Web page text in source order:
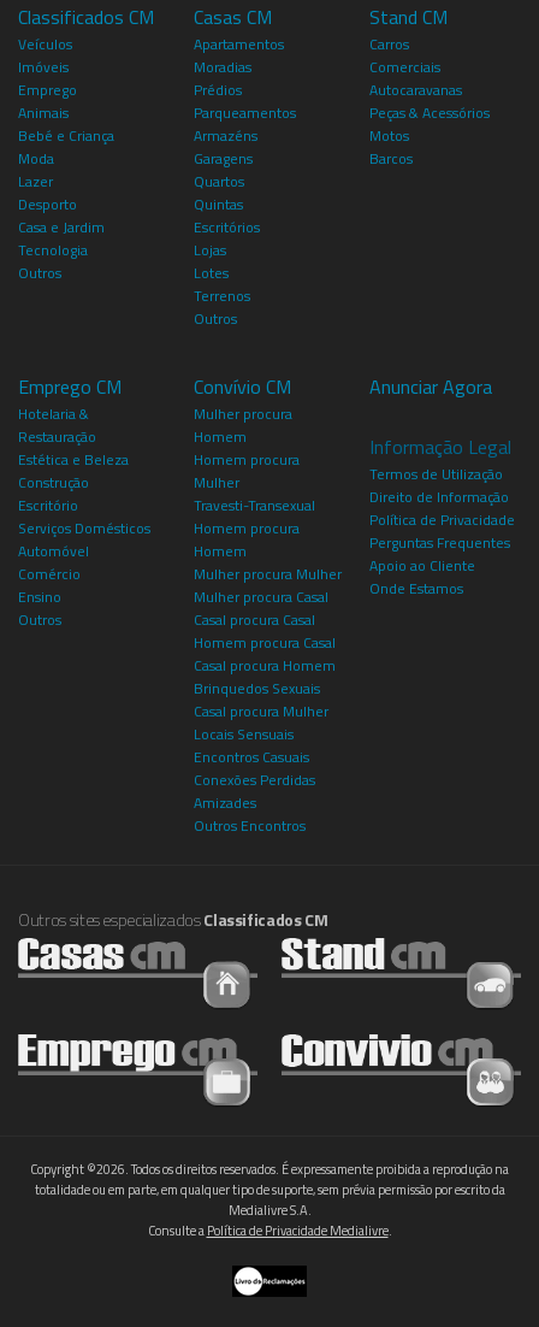
Classificados CM
Veículos
Imóveis
Emprego
Animais
Bebé e Criança
Moda
Lazer
Desporto
Casa e Jardim
Tecnologia
Outros
Casas CM
Apartamentos
Moradias
Prédios
Parqueamentos
Armazéns
Garagens
Quartos
Quintas
Escritórios
Lojas
Lotes
Terrenos
Outros
Stand CM
Carros
Comerciais
Autocaravanas
Peças & Acessórios
Motos
Barcos
Emprego CM
Hotelaria &
Restauração
Estética e Beleza
Construção
Escritório
Serviços Domésticos
Automóvel
Comércio
Ensino
Outros
Convívio CM
Mulher procura
Homem
Homem procura
Mulher
Travesti-Transexual
Homem procura
Homem
Mulher procura Mulher
Mulher procura Casal
Casal procura Casal
Homem procura Casal
Casal procura Homem
Brinquedos Sexuais
Casal procura Mulher
Locais Sensuais
Encontros Casuais
Conexões Perdidas
Amizades
Outros Encontros
Anunciar Agora
Informação Legal
Termos de Utilização
Direito de Informação
Política de Privacidade
Perguntas Frequentes
Apoio ao Cliente
Onde Estamos
Outros sites especializadosClassificados CM
Copyright ©2026. Todos os direitos reservados. É expressamente proibida a reprodução na
totalidade ou em parte, em qualquer tipo de suporte, sem prévia permissão por escrito da
Medialivre S.A.
Consulte aPolítica de Privacidade Medialivre.